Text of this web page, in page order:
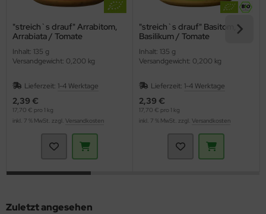
"streich`s drauf" Arrabitom,
Arrabiata / Tomate
Inhalt: 135 g
Versandgewicht: 0,200 kg
Lieferzeit: 1-4 Werktage
2,39 €
17,70 € pro 1 kg
inkl. 7 % MwSt. zzgl. Versandkosten
"streich`s drauf" Basitom,
Basilikum / Tomate
Inhalt: 135 g
Versandgewicht: 0,200 kg
Lieferzeit: 1-4 Werktage
2,39 €
17,70 € pro 1 kg
inkl. 7 % MwSt. zzgl. Versandkosten
Zuletzt angesehen